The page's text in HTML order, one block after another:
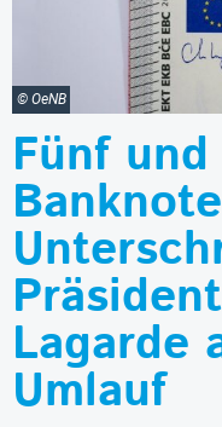
© OeNB
Fünf
Lagarde
Umlauf